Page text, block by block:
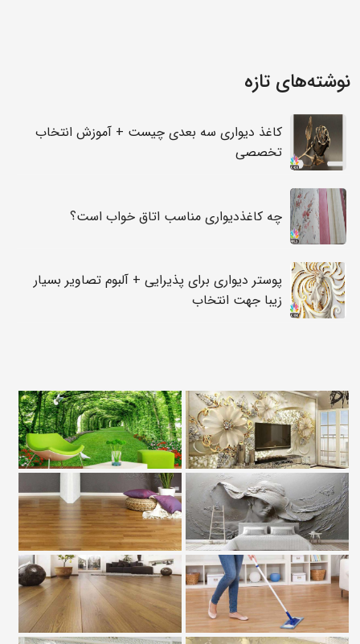
نوشته‌های تازه
کاغذ دیواری سه بعدی چیست + آموزش انتخاب
تخصصی
چه کاغذدیواری مناسب اتاق خواب است؟
پوستر دیواری برای پذیرایی + آلبوم تصاویر بسیار
زیبا جهت انتخاب